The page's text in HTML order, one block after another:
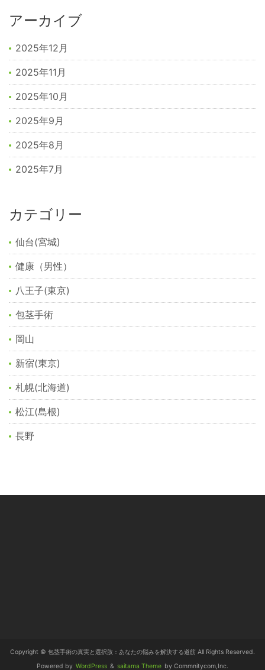
アーカイブ
2025年12月
2025年11月
2025年10月
2025年9月
2025年8月
2025年7月
カテゴリー
仙台(宮城)
健康（男性）
八王子(東京)
包茎手術
岡山
新宿(東京)
札幌(北海道)
松江(島根)
長野
Copyright © 包茎手術の真実と選択肢：あなたの悩みを解決する道筋 All Rights Reserved.
Powered by WordPress & saitama Theme by Commnitycom,Inc.